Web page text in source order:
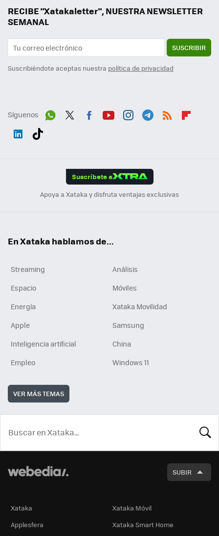
RECIBE "Xatakaletter", NUESTRA NEWSLETTER
SEMANAL
SUSCRIBIR
Suscribiéndote aceptas nuestra política de privacidad
Síguenos
Suscríbete a
Apoya a Xataka y disfruta ventajas exclusivas
En Xataka hablamos de...
Streaming
Análisis
Espacio
Móviles
Energía
Xataka Movilidad
Apple
Samsung
Inteligencia artificial
China
Empleo
Windows 11
VER MÁS TEMAS
SUBIR
Xataka
Xataka Móvil
Applesfera
Xataka Smart Home